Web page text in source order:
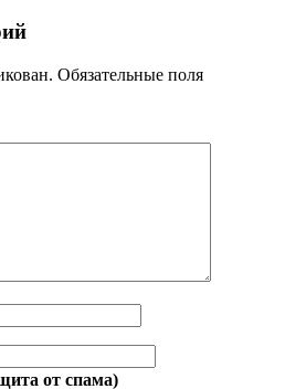
Обязательные поля
от спама)